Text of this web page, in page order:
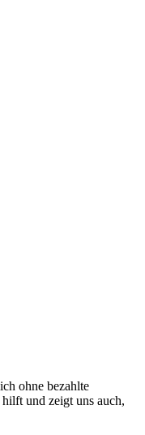
ohne bezahlte
und zeigt uns auch,